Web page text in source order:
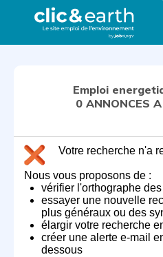
Emploi
0 ANNONCES
Votre recherche n'a
Nous vous proposons de :
vérifier l'orthographe
essayer une nouvelle
plus généraux ou des
élargir votre recherche
créer une alerte e-mail
dessous